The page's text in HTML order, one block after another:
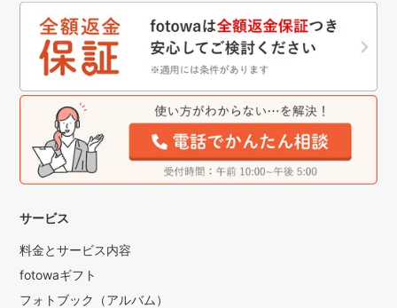
サービス
料金とサービス内容
fotowaギフト
フォトブック（アルバム）